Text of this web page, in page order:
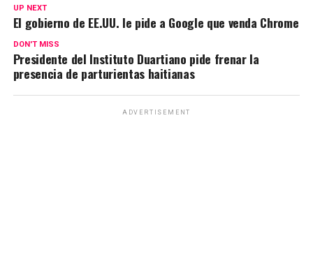
UP NEXT
El gobierno de EE.UU. le pide a Google que venda Chrome
DON'T MISS
Presidente del Instituto Duartiano pide frenar la
presencia de parturientas haitianas
ADVERTISEMENT